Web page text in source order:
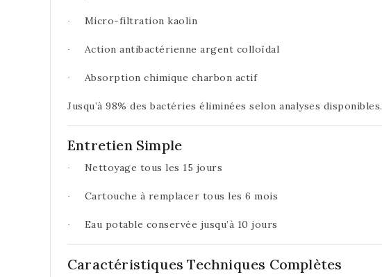
· Micro-filtration kaolin
· Action antibactérienne argent colloïdal
· Absorption chimique charbon actif
Jusqu’à 98% des bactéries éliminées selon analyses disponibles.
Entretien Simple
· Nettoyage tous les 15 jours
· Cartouche à remplacer tous les 6 mois
· Eau potable conservée jusqu’à 10 jours
Caractéristiques Techniques Complètes